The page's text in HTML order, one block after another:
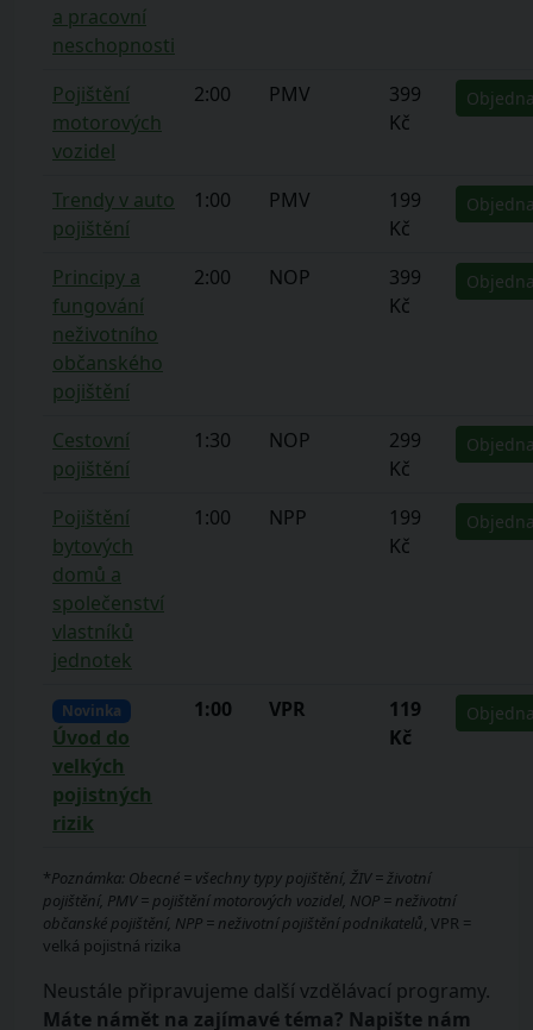
a pracovní
neschopnosti
Pojištění
motorových
vozidel
2:00 PMV
399
Kč
Trendy v auto
pojištění
1:00 PMV
199
Kč
Principy a
fungování
neživotního
občanského
pojištění
2:00 NOP
399
Kč
Cestovní
pojištění
1:30 NOP
299
Kč
Pojištění
bytových
domů a
společenství
vlastníků
jednotek
1:00 NPP
199
Kč
Novinka
Úvod do
velkých
pojistných
rizik
1:00 VPR
119
Kč
*Poznámka: Obecné = všechny typy pojištění, ŽIV = životní
pojištění, PMV = pojištění motorových vozidel, NOP = neživotní
občanské pojištění, NPP = neživotní pojištění podnikatelů, VPR =
velká pojistná rizika
Neustále připravujeme další vzdělávací programy.
Máte námět na zajímavé téma? Napište nám